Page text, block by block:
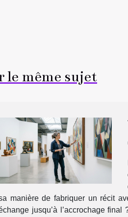
le même sujet
manière de fabriquer un récit
jusqu’à l’accrochage